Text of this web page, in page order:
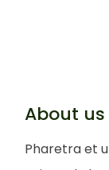
About us
Pharetra et